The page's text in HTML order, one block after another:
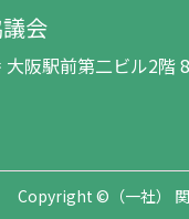
会
阪駅前第二ビル2階
Copyright ©（一社）